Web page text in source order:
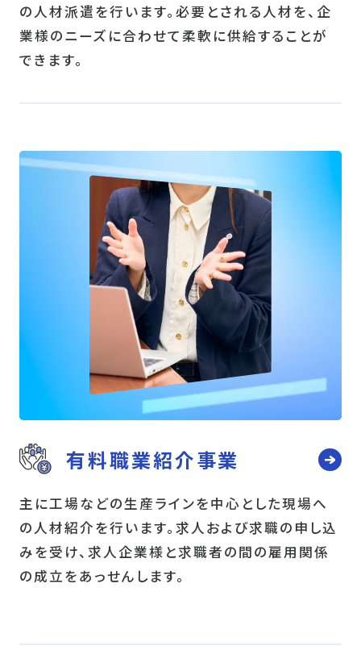
の人材派遣を行います。必要とされる人材を、企
業様のニーズに合わせて柔軟に供給することが
できます。
有料職業紹介事業
主に工場などの生産ラインを中心とした現場へ
の人材紹介を行います。求人および求職の申し込
みを受け、求人企業様と求職者の間の雇用関係
の成立をあっせんします。